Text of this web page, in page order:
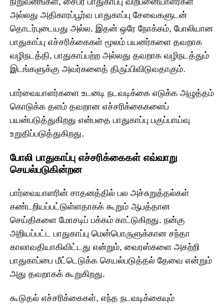
அல்லது அதிகாரப்பூர்வ பாதுகாப்பு சேவைகளுடன்
தொடர்புடையது அல்ல. இதன் ஒரே நோக்கம், போலியான
பாதுகாப்பு எச்சரிக்கைகள் மூலம் பயனர்களை தவறாக
வழிநடத்தி, பாதுகாப்பற்ற அல்லது தவறாக வழிநடத்தும்
இடங்களுக்கு அவர்களைத் திருப்பிவிடுவதாகும்.
பார்வையாளர்களை உடனடி நடவடிக்கை எடுக்க அழுத்தம்
கொடுக்க தளம் தவறான எச்சரிக்கைகளைப்
பயன்படுத்துகிறது என்பதை பாதுகாப்பு பகுப்பாய்வு
உறுதிப்படுத்துகிறது.
போலி பாதுகாப்பு எச்சரிக்கைகள் எவ்வாறு
செயல்படுகின்றன
பார்வையாளரின் சாதனத்தில் பல அச்சுறுத்தல்கள்
கண்டறியப்பட்டுள்ளதாகக் கூறும் ஆபத்தான
செய்திகளை மோசடிப் பக்கம் காட்டுகிறது. நன்கு
அறியப்பட்ட பாதுகாப்பு மென்பொருளுக்கான சந்தா
காலாவதியாகிவிட்டது என்றும், வைரஸ்களை அகற்றி
பாதுகாப்பை மீட்டெடுக்க செயல்படுத்தல் தேவை என்றும்
அது தவறாகக் கூறுகிறது.
கூடுதல் எச்சரிக்கைகள், எந்த நடவடிக்கையும்